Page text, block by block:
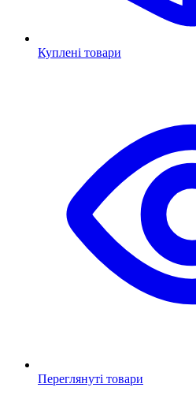
Куплені товари
Переглянуті товари